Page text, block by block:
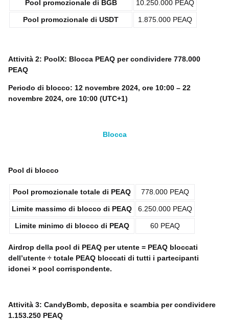
Pool promozionale di BGB 10.250.000 PEAQ
Pool promozionale di USDT 1.875.000 PEAQ
Attività 2: PoolX: Blocca PEAQ per condividere 778.000
PEAQ
Periodo di blocco: 12 novembre 2024, ore 10:00 – 22
novembre 2024, ore 10:00 (UTC+1)
Blocca
Pool di blocco
Pool promozionale totale di PEAQ 778.000 PEAQ
Limite massimo di blocco di PEAQ 6.250.000 PEAQ
Limite minimo di blocco di PEAQ 60 PEAQ
Airdrop della pool di PEAQ per utente = PEAQ bloccati
dell’utente ÷ totale PEAQ bloccati di tutti i partecipanti
idonei × pool corrispondente.
Attività 3: CandyBomb, deposita e scambia per condividere
1.153.250 PEAQ